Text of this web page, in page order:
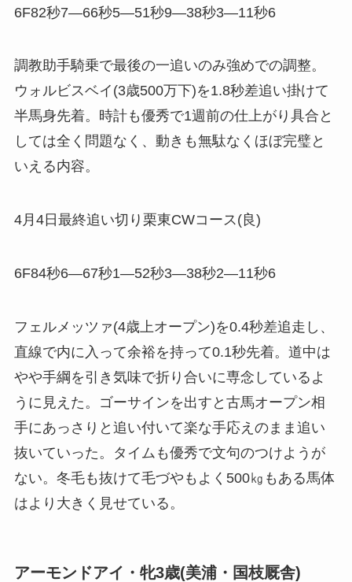
6F82秒7―66秒5―51秒9―38秒3―11秒6
調教助手騎乗で最後の一追いのみ強めでの調整。
ウォルビスベイ(3歳500万下)を1.8秒差追い掛けて
半馬身先着。時計も優秀で1週前の仕上がり具合と
しては全く問題なく、動きも無駄なくほぼ完璧と
いえる内容。
4月4日最終追い切り栗東CWコース(良)
6F84秒6―67秒1―52秒3―38秒2―11秒6
フェルメッツァ(4歳上オープン)を0.4秒差追走し、
直線で内に入って余裕を持って0.1秒先着。道中は
やや手綱を引き気味で折り合いに専念しているよ
うに見えた。ゴーサインを出すと古馬オープン相
手にあっさりと追い付いて楽な手応えのまま追い
抜いていった。タイムも優秀で文句のつけようが
ない。冬毛も抜けて毛づやもよく500㎏もある馬体
はより大きく見せている。
アーモンドアイ・牝3歳(美浦・国枝厩舎)